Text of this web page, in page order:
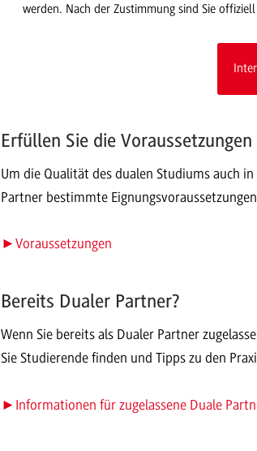
werden. Nach der Zustimmung sind Sie
Erfüllen Sie die
Um die Qualität des dualen Studiums auch
Partner bestimmte
►Voraussetzungen
Bereits Dualer Partner?
Wenn Sie bereits als Dualer Partner
Sie Studierende finden und Tipps zu den
►Informationen für zugelassene Duale